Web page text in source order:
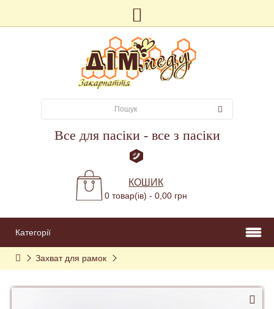
Все для пасіки - все з пасіки
КОШИК
0 товар(ів) - 0,00 грн
Категорії
Захват для рамок